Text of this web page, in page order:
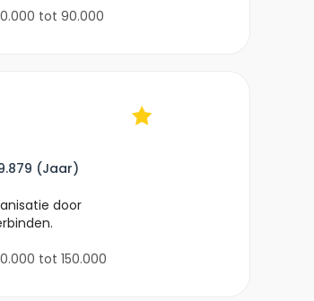
tot 90.000
(Jaar)
door
tot 150.000